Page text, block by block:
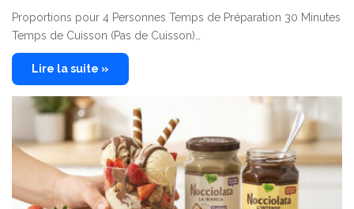
Proportions pour 4 Personnes Temps de Préparation 30 Minutes
Temps de Cuisson (Pas de Cuisson)…
Lire la suite »